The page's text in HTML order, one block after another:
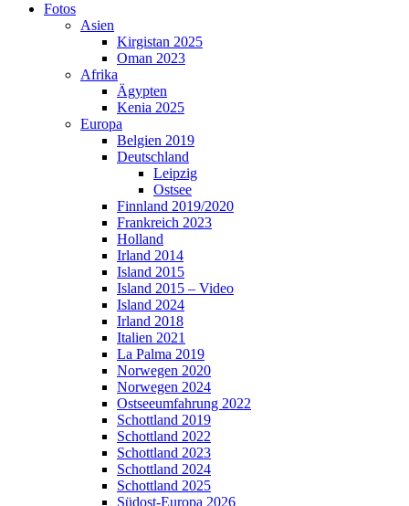
Fotos
Asien
Kirgistan 2025
Oman 2023
Afrika
Ägypten
Kenia 2025
Europa
Belgien 2019
Deutschland
Leipzig
Ostsee
Finnland 2019/2020
Frankreich 2023
Holland
Irland 2014
Island 2015
Island 2015 – Video
Island 2024
Irland 2018
Italien 2021
La Palma 2019
Norwegen 2020
Norwegen 2024
Ostseeumfahrung 2022
Schottland 2019
Schottland 2022
Schottland 2023
Schottland 2024
Schottland 2025
Südost-Europa 2026